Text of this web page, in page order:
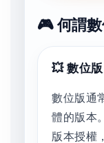
🎮 何謂
💥 數位版
數位版通
體的版本
版本授權